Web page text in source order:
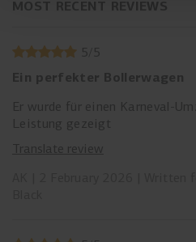
MOST RECENT REVIEWS
5 5
Ein perfekter Bollerwagen
Er wurde für einen Karneval-
Leistung gezeigt
Translate review